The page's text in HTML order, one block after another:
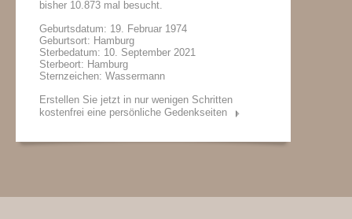
bisher 10.873 mal besucht.
Geburtsdatum: 19. Februar 1974
Geburtsort: Hamburg
Sterbedatum: 10. September 2021
Sterbeort: Hamburg
Sternzeichen: Wassermann
Erstellen Sie jetzt in nur wenigen Schritten
kostenfrei eine persönliche Gedenkseiten